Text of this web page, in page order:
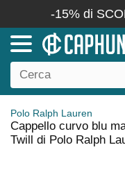
-15% di
Polo Ralph Lauren
Cappello curvo blu
Twill di Polo Ralph